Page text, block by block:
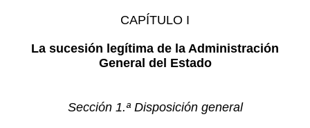
CAPÍTULO I
La sucesión legítima de la Administración
General del Estado
Sección 1.ª Disposición general